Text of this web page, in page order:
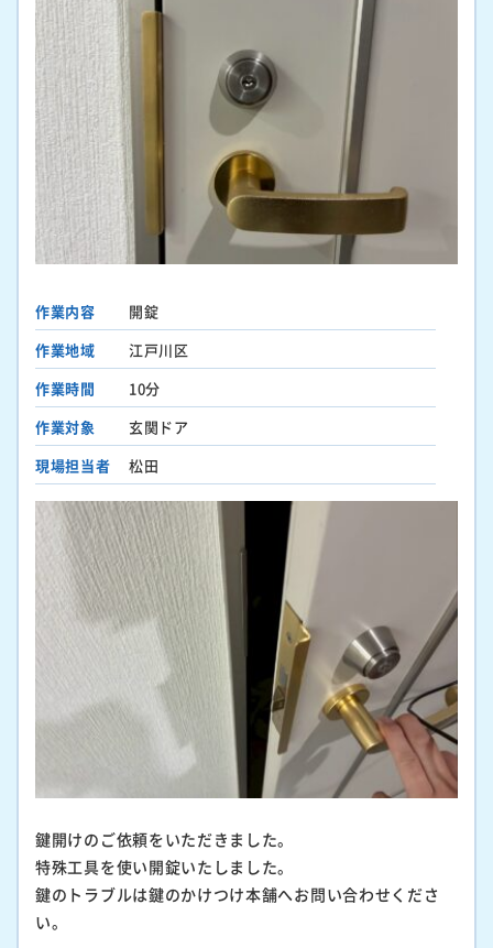
作業内容
開錠
作業地域
江戸川区
作業時間
10分
作業対象
玄関ドア
現場担当者
松田
鍵開けのご依頼をいただきました。
特殊工具を使い開錠いたしました。
鍵のトラブルは鍵のかけつけ本舗へお問い合わせくださ
い。